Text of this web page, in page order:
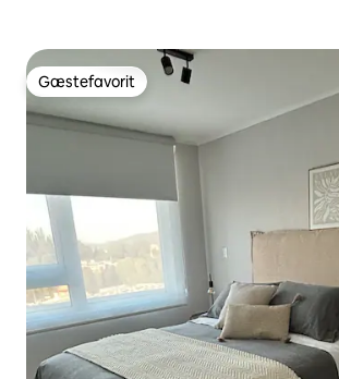
Gæstefavorit
Gæstefavorit